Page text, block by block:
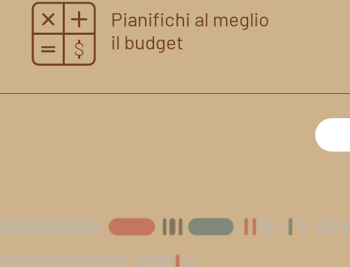
Pianifichi al meglio
il budget